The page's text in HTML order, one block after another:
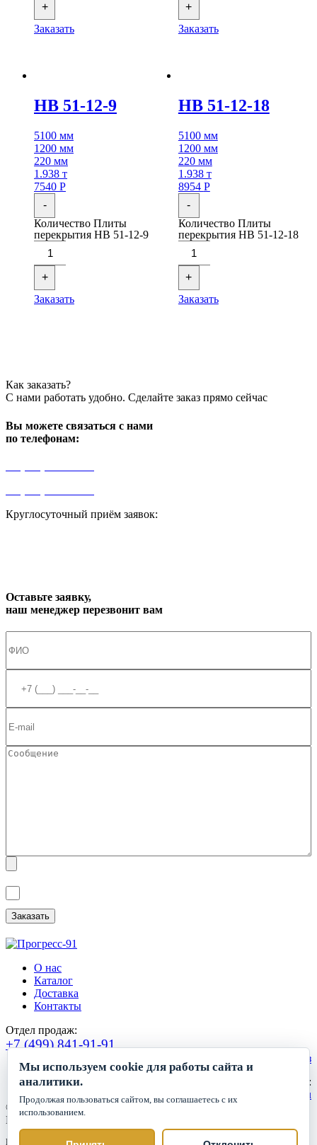
+
Заказать
+
Заказать
НВ 51-12-9
5100 мм
1200 мм
220 мм
1.938 т
7540 Р
-
Количество Плиты
перекрытия НВ 51-12-9
+
Заказать
НВ 51-12-18
5100 мм
1200 мм
220 мм
1.938 т
8954 Р
-
Количество Плиты
перекрытия НВ 51-12-18
+
Заказать
Как заказать?
С нами работать удобно. Сделайте заказ прямо сейчас
Вы можете связаться с нами
по телефонам:
Круглосуточный приём заявок:
Оставьте заявку,
наш менеджер перезвонит вам
О нас
Каталог
Доставка
Контакты
Отдел продаж:
+7 (499) 841-91-91
Сделать заказ
Круглосуточный прием заявок:
zakaz1@progress91.ru
©2019-2026. ООО «ГК Прогресс»
Все права защищены.
Политика обработки персональных данных
Мы используем cookie для работы сайта и
аналитики.
Продолжая пользоваться сайтом, вы соглашаетесь с их
использованием.